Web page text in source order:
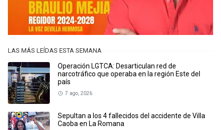
LAS MÁS LEÍDAS ESTA SEMANA
Operación LGTCA: Desarticulan red de
narcotráfico que operaba en la región Este del
país
7 ago, 2026
Sepultan a los 4 fallecidos del accidente de Villa
Caoba en La Romana